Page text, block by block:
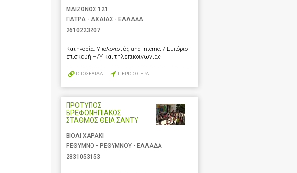
ΜΑΙΖΩΝΟΣ 121
ΠΑΤΡΑ - ΑΧΑΙΑΣ - ΕΛΛΑΔΑ
2610223207
Κατηγορία: Υπολογιστές and Internet / Εμπόριο-
επισκευή Η/Υ και τηλεπικοινωνίας
ΙΣΤΟΣΕΛΙΔΑ ΠΕΡΙΣΣΟΤΕΡΑ
ΠΡΟΤΥΠΟΣ
ΒΡΕΦΟΝΗΠΙΑΚΟΣ
ΣΤΑΘΜΟΣ ΘΕΙΑ ΣΑΝΤΥ
ΒΙΟΛΙ ΧΑΡΑΚΙ
ΡΕΘΥΜΝΟ - ΡΕΘΥΜΝΟΥ - ΕΛΛΑΔΑ
2831053153